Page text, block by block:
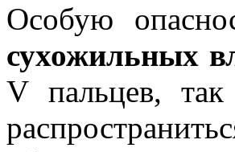
Особую
сухожильных
V пальцев,